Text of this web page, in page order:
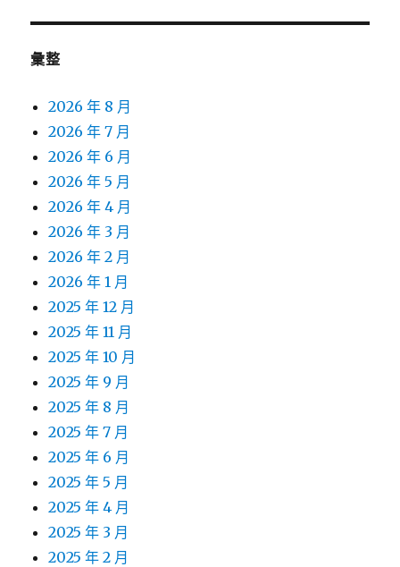
彙整
2026 年 8 月
2026 年 7 月
2026 年 6 月
2026 年 5 月
2026 年 4 月
2026 年 3 月
2026 年 2 月
2026 年 1 月
2025 年 12 月
2025 年 11 月
2025 年 10 月
2025 年 9 月
2025 年 8 月
2025 年 7 月
2025 年 6 月
2025 年 5 月
2025 年 4 月
2025 年 3 月
2025 年 2 月